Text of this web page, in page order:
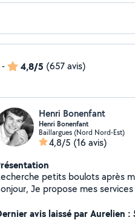
- 4,8/5 (657 avis)
Henri Bonenfant
Henri Bonenfant
Baillargues (Nord Nord-Est)
4,8/5 (16 avis)
petits boulots après
Je propose mes services en entretien et
de 10 ans d'expérience dans
avis laissé par Aurelien :